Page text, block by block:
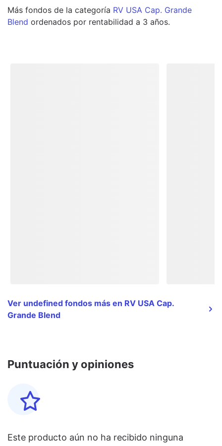
Más fondos de la categoría RV USA Cap. Grande
Blend ordenados por rentabilidad a 3 años.
Ver undefined fondos más en RV USA Cap.
Grande Blend
Puntuación y opiniones
Este producto aún no ha recibido ninguna